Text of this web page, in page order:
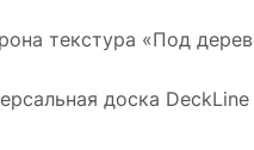
текстура «Под